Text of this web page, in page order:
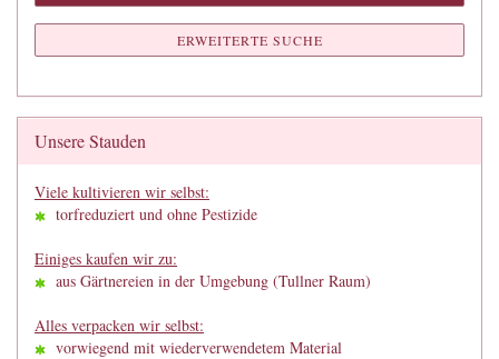
ERWEITERTE SUCHE
Unsere Stauden
Viele kultivieren wir selbst:
torfreduziert und ohne Pestizide
Einiges kaufen wir zu:
aus Gärtnereien in der Umgebung (Tullner Raum)
Alles verpacken wir selbst:
vorwiegend mit wiederverwendetem Material